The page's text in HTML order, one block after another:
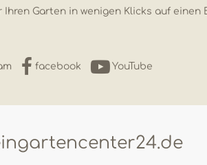
Garten in wenigen Klicks auf einen
facebook YouTube